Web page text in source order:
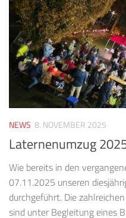
NEWS 8. NOVEMBER 2025
Laternenumzug
Wie bereits in den
07.11.2025 unseren
durchgeführt. Die
sind unter Begleitung eines